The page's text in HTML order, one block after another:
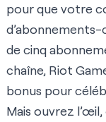
pour que votre
d’abonnements-
de cinq
chaîne, Riot
bonus pour
Mais ouvrez